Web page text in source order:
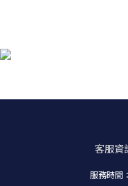
客服資
服務時間